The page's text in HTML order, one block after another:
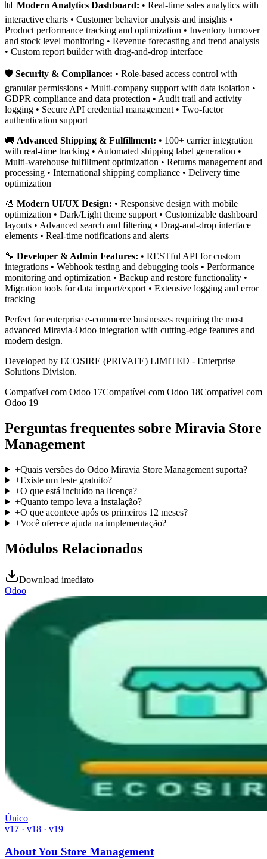
📊 Modern Analytics Dashboard: • Real-time sales analytics with
interactive charts • Customer behavior analysis and insights •
Product performance tracking and optimization • Inventory turnover
and stock level monitoring • Revenue forecasting and trend analysis
• Custom report builder with drag-and-drop interface
🛡️ Security & Compliance: • Role-based access control with
granular permissions • Multi-company support with data isolation •
GDPR compliance and data protection • Audit trail and activity
logging • Secure API credential management • Two-factor
authentication support
🚚 Advanced Shipping & Fulfillment: • 100+ carrier integration
with real-time tracking • Automated shipping label generation •
Multi-warehouse fulfillment optimization • Returns management and
processing • International shipping compliance • Delivery time
optimization
🎨 Modern UI/UX Design: • Responsive design with mobile
optimization • Dark/Light theme support • Customizable dashboard
layouts • Advanced search and filtering • Drag-and-drop interface
elements • Real-time notifications and alerts
🔧 Developer & Admin Features: • RESTful API for custom
integrations • Webhook testing and debugging tools • Performance
monitoring and optimization • Backup and restore functionality •
Migration tools for data import/export • Extensive logging and error
tracking
Perfect for enterprise e-commerce businesses requiring the most
advanced Miravia-Odoo integration with cutting-edge features and
modern design.
Developed by ECOSIRE (PRIVATE) LIMITED - Enterprise
Solutions Division.
Compatível com Odoo 17Compatível com Odoo 18Compatível com
Odoo 19
Perguntas frequentes sobre Miravia Store
Management
+Quais versões do Odoo Miravia Store Management suporta?
+Existe um teste gratuito?
+O que está incluído na licença?
+Quanto tempo leva a instalação?
+O que acontece após os primeiros 12 meses?
+Você oferece ajuda na implementação?
Módulos Relacionados
Download imediato
Odoo
Único
v17 · v18 · v19
About You Store Management